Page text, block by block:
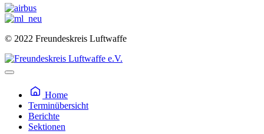
© 2022 Freundeskreis Luftwaffe
Home
Terminübersicht
Berichte
Sektionen